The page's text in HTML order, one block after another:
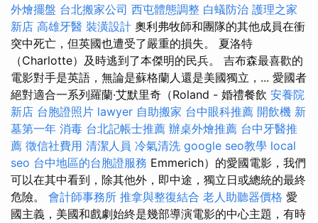
外燴擺盤 台北搬家公司 西屯體態調整 白蟻防治 護理之家
新店 高雄牙醫 裝潢設計 奧利弗牧師和團隊的其他成員在衝
突中死亡，但英國也遭受了嚴重的損失。 夏洛特
（Charlotte）及時逃到了本傑明的民兵。 吉布森最喜歡的
電影對手是英語，無論是蘇格蘭人還是美國獨立，... 愛國者
絕對適合一系列羅蘭·艾默里奇（Roland - 婚禮餐飲 安養院
新店 台胞證照片 lawyer 自助搬家 台中眼科推薦 開飲機 新
墓第一年 消毒 台北記帳士推薦 辦桌外燴推薦 台中牙醫推
薦 徵信社費用 清潔人員 冷氣清洗 google seo教學 local
seo 台中地區的台胞證服務 Emmerich）的愛國電影，我們
可以在其中看到，除其他外，即中途，獨立日或總統的最終
危險。 會計師事務所 推拿與整復結合 老人助聽器價格 愛
國主義，美國和戲劇始終是幾部導演電影的中心主題，有時